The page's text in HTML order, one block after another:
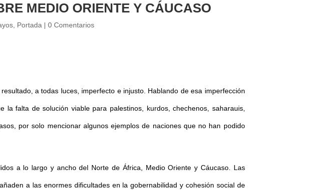
MEDIO ORIENTE Y CÁUCASO
, Portada| 0 Comentarios
a todas luces, imperfecto e injusto. Hablando de esa imperfección
falta de solución viable para palestinos, kurdos, chechenos, saharauis,
por solo mencionar algunos ejemplos de naciones que no han podido
a lo largo y ancho del Norte de África, Medio Oriente y Cáucaso. Las
a las enormes dificultades en la gobernabilidad y cohesión social de